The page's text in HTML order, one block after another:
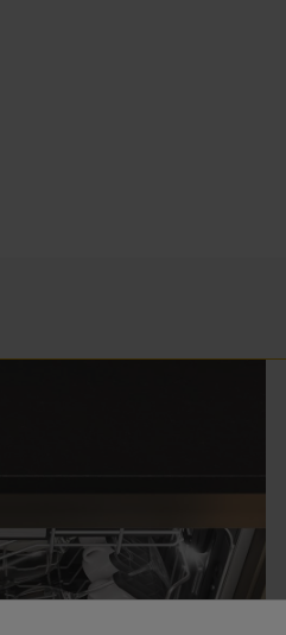
mogą Państwo